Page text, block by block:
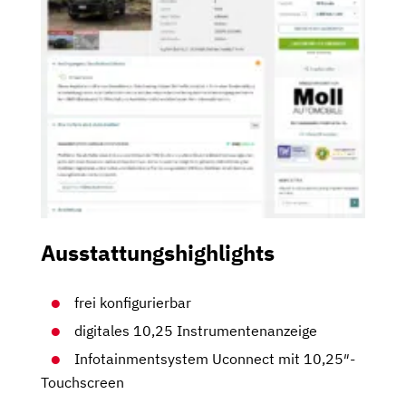
Ausstattungshighlights
frei konfigurierbar
digitales 10,25 Instrumentenanzeige
Infotainmentsystem Uconnect mit 10,25″-
Touchscreen